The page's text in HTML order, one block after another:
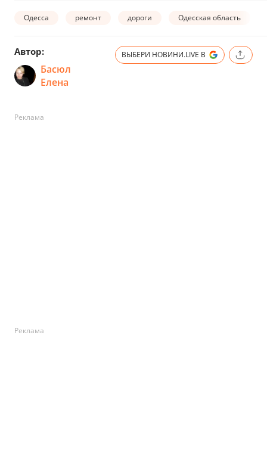
Одесса ремонт дороги Одесская область
Автор:
Басюл
Елена
ВЫБЕРИ НОВИНИ.LIVE В
Реклама
Реклама